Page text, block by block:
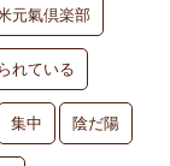
元氣倶楽部
れている
集中 陰だ陽